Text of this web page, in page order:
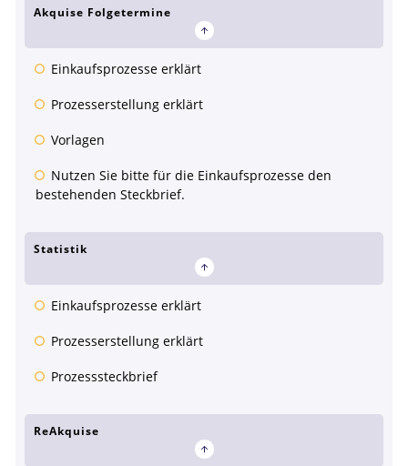
Akquise Folgetermine
Einkaufsprozesse erklärt
Prozesserstellung erklärt
Vorlagen
Nutzen Sie bitte für die Einkaufsprozesse den
bestehenden Steckbrief.
Statistik
Einkaufsprozesse erklärt
Prozesserstellung erklärt
Prozesssteckbrief
ReAkquise